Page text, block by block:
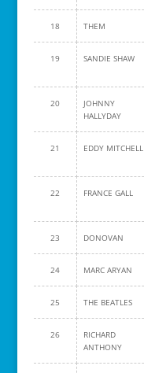
18 THEM
19 SANDIE SHAW
20
JOHNNY
HALLYDAY
21 EDDY MITCHELL
22 FRANCE GALL
23 DONOVAN
24 MARC ARYAN
25 THE BEATLES
26
RICHARD
ANTHONY